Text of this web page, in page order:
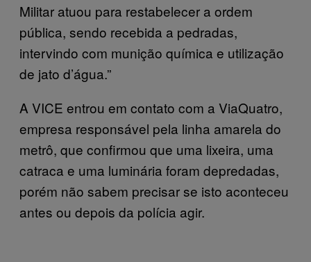
Militar atuou para restabelecer a ordem
pública, sendo recebida a pedradas,
intervindo com munição química e utilização
de jato d’água.”
A VICE entrou em contato com a ViaQuatro,
empresa responsável pela linha amarela do
metrô, que confirmou que uma lixeira, uma
catraca e uma luminária foram depredadas,
porém não sabem precisar se isto aconteceu
antes ou depois da polícia agir.